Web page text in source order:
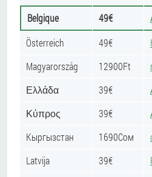
Belgique
49€
Österreich
49€
Magyarország
12900Ft
Ελλάδα
39€
Κύπρος
39€
Кыргызстан
1690Сом
Latvija
39€